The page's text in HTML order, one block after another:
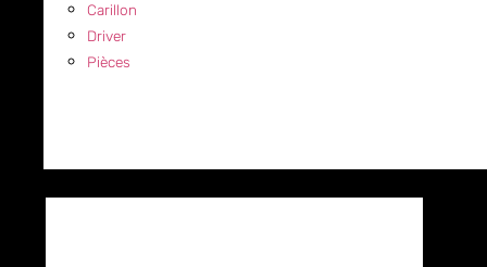
Carillon
Driver
Pièces